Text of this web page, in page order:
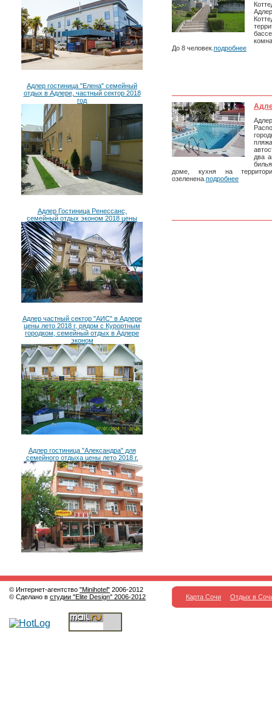
Адлер гостиница "Елена" семейный
отдых в Адлере, частный сектор 2018
год
Адлер Гостиница Ренессанс,
семейный отдых эконом 2018 цены
Адлер частный сектор "АИС" в Адлере
цены лето 2018 г, рядом с Курортным
городком, семейный отдых в Адлере
эконом
Адлер гостиница "Александра" для
семейного отдыха цены лето 2018 г.
До 8 человек. подробнее
два
доме, кухня на
озеленена. подробнее
© Интернет-агентство "Minihotel" 2006-2012
© Сделано в студии "Elite Design" 2006-2012 Карта Сочи Отдых в